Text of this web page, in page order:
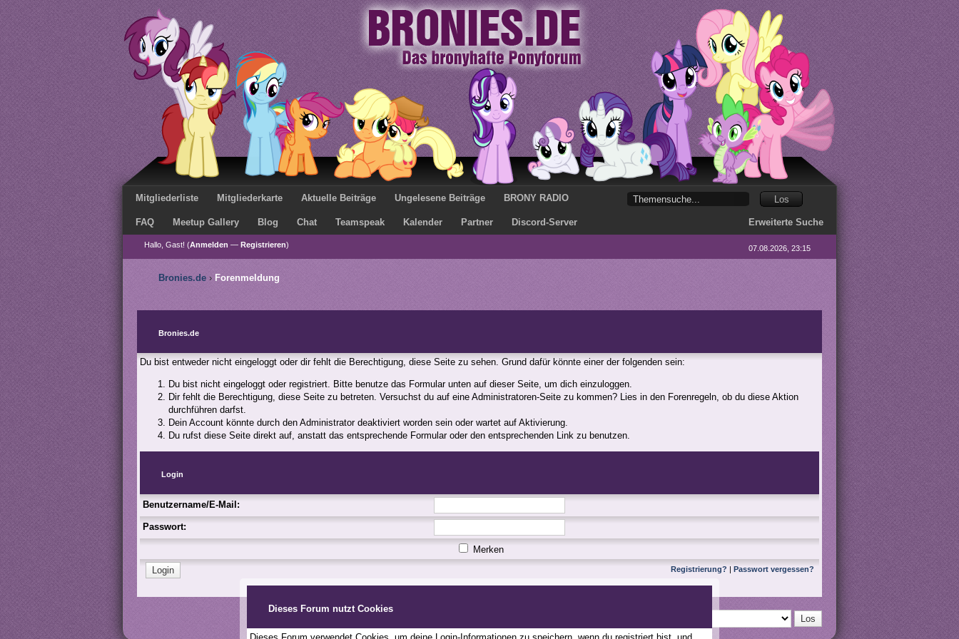
Dieses Forum nutzt Cookies
Mitgliederliste Mitgliederkarte Aktuelle Beiträge Ungelesene Beiträge BRONY RADIO
FAQ Meetup Gallery Blog Chat Teamspeak Kalender Partner Discord-Server Erweiterte Suche
Hallo, Gast! (Anmelden — Registrieren) 07.08.2026, 23:15
Bronies.de › Forenmeldung
Bronies.de
Du bist entweder nicht eingeloggt oder dir fehlt die Berechtigung, diese Seite zu sehen. Grund dafür könnte einer der folgenden sein:
Du bist nicht eingeloggt oder registriert. Bitte benutze das Formular unten auf dieser Seite, um dich einzuloggen.
Dir fehlt die Berechtigung, diese Seite zu betreten. Versuchst du auf eine Administratoren-Seite zu kommen? Lies in den Forenregeln, ob du diese Aktion
durchführen darfst.
Dein Account könnte durch den Administrator deaktiviert worden sein oder wartet auf Aktivierung.
Du rufst diese Seite direkt auf, anstatt das entsprechende Formular oder den entsprechenden Link zu benutzen.
Login
Benutzername/E-Mail:
Passwort:
Merken
Registrierung? | Passwort vergessen?